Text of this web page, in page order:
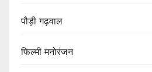
पौड़ी गढ़वाल
फिल्मी मनोरंजन